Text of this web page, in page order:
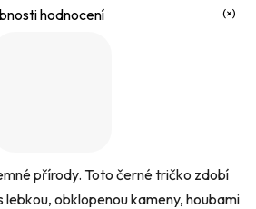
přírody. Toto černé tričko zdobí
obklopenou kameny, houbami
hodnocení